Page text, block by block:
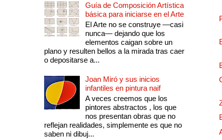
Guía de Composición Artística
básica para iniciarse en el Arte
El Arte no se construye —casi
nunca— dejando que los
elementos caigan sobre un
plano y resulten bellos a la mirada tras caer
o depositarse a...
Joan Miró y sus inicios
infantiles en pintura naif
A veces creemos que los
pintores abstractos , los que
nos presentan obras que no
reflejan realidades, simplemente es que no
saben ni dibuj...